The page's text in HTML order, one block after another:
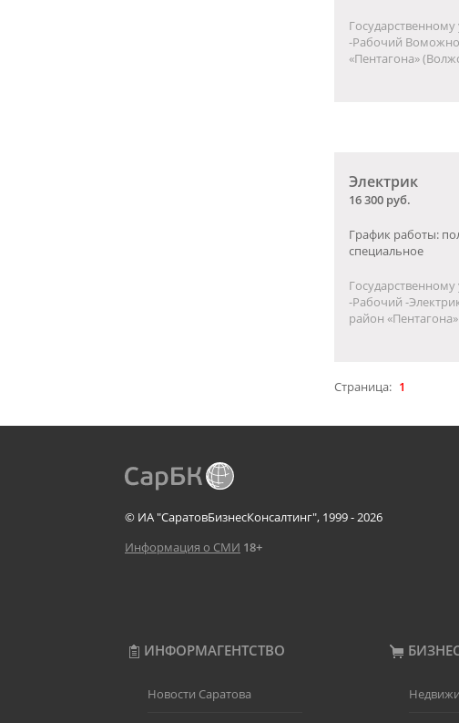
-Рабочий Воможно
«Пентагона»
Электрик
16 300 руб.
График работы:
специальное
-Рабочий -
район
Страница: 1
© ИА "СаратовБизнесКонсалтинг", 1999 - 2026
Информация о СМИ 18+
ИНФОРМАГЕНТСТВО
Новости Саратова